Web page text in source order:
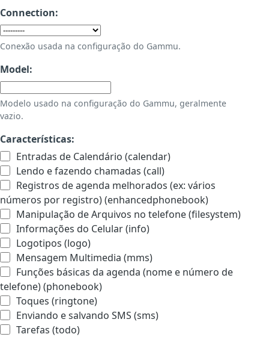
Connection:
Conexão usada na configuração do Gammu.
Model:
Modelo usado na configuração do Gammu, geralmente
vazio.
Características:
Entradas de Calendário (calendar)
Lendo e fazendo chamadas (call)
Registros de agenda melhorados (ex: vários
números por registro) (enhancedphonebook)
Manipulação de Arquivos no telefone (filesystem)
Informações do Celular (info)
Logotipos (logo)
Mensagem Multimedia (mms)
Funções básicas da agenda (nome e número de
telefone) (phonebook)
Toques (ringtone)
Enviando e salvando SMS (sms)
Tarefas (todo)